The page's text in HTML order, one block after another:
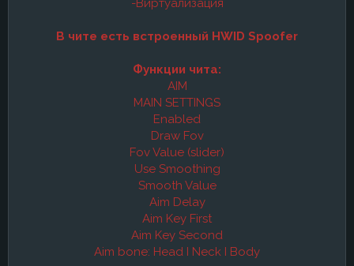
-Виртуализация
В чите есть встроенный HWID Spoofer
Функции чита:
AIM
MAIN SETTINGS
Enabled
Draw Fov
Fov Value (slider)
Use Smoothing
Smooth Value
Aim Delay
Aim Key First
Aim Key Second
Aim bone: Head I Neck I Body